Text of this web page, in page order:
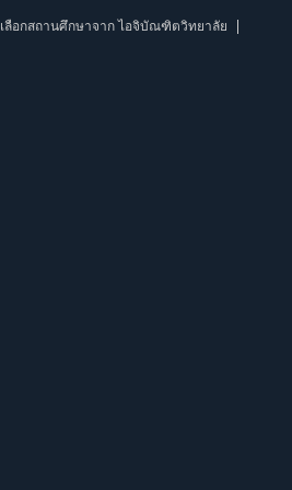
เลือกสถานศึกษาจาก ไอจิบัณฑิตวิทยาลัย